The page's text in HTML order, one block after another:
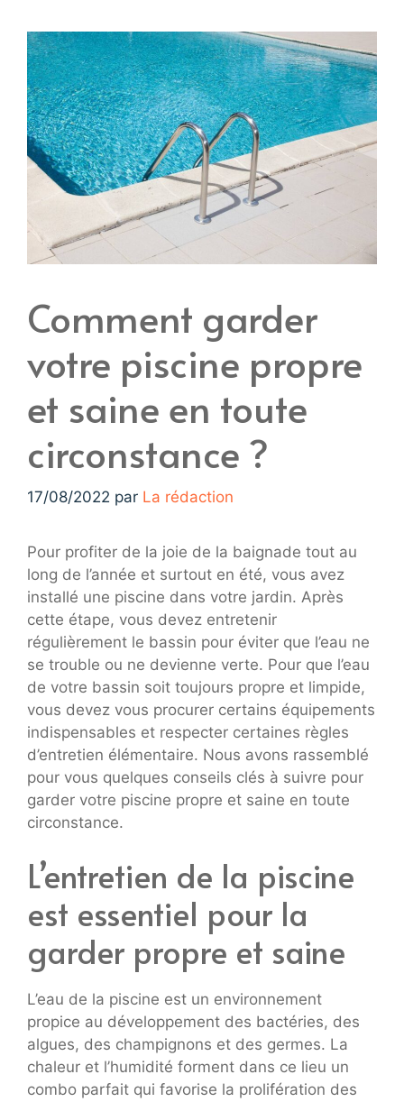
Comment garder
votre piscine propre
et saine en toute
circonstance ?
17/08/2022 par La rédaction
Pour profiter de la joie de la baignade tout au
long de l’année et surtout en été, vous avez
installé une piscine dans votre jardin. Après
cette étape, vous devez entretenir
régulièrement le bassin pour éviter que l’eau ne
se trouble ou ne devienne verte. Pour que l’eau
de votre bassin soit toujours propre et limpide,
vous devez vous procurer certains équipements
indispensables et respecter certaines règles
d’entretien élémentaire. Nous avons rassemblé
pour vous quelques conseils clés à suivre pour
garder votre piscine propre et saine en toute
circonstance.
L’entretien de la piscine
est essentiel pour la
garder propre et saine
L’eau de la piscine est un environnement
propice au développement des bactéries, des
algues, des champignons et des germes. La
chaleur et l’humidité forment dans ce lieu un
combo parfait qui favorise la prolifération des